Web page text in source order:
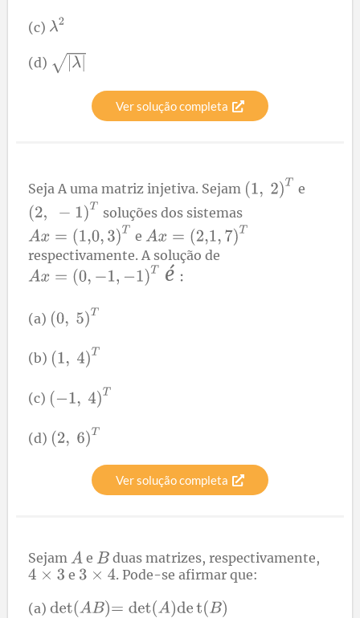
(c)
(d)
Ver solução completa
Seja A uma matriz injetiva. Sejam
e
soluções dos sistemas
e
respectivamente. A solução de
é
(a)
(b)
(c)
(d)
Ver solução completa
Sejam e
duas matrizes, respectivamente,
e
. Pode-se afirmar que:
(a)